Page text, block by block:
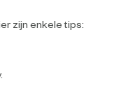
zijn enkele tips: